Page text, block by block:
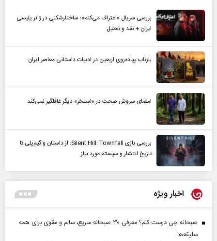
بررسی سریال «اعتراف می‌کنم»؛ ساختارشکنی در ژانر پلیسی
ایران + نقد و تحلیل
بازتاب پیاده‌روی اربعین در ادبیات داستانی معاصر ایران
امضای سروش صحت در «استخر» دیگر غافلگیر نمی‌کند
بررسی بازی Silent Hill: Townfall؛ از داستان و گیم‌پلی تا
تاریخ انتشار و سیستم مورد نیاز
اخبار ویژه
صبحانه چی درست کنم؟ معرفی ۳۰ صبحانه سریع، سالم و مقوی برای همه
سلیقه‌ها